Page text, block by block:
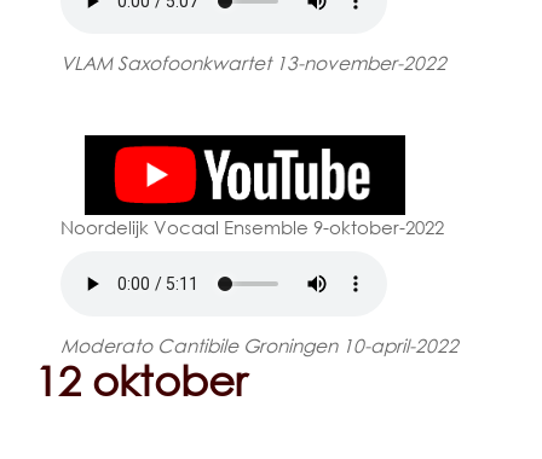
VLAM Saxofoonkwartet 13-november-2022
Noordelijk Vocaal Ensemble 9-oktober-2022
Moderato Cantibile Groningen 10-april-2022
12 oktober